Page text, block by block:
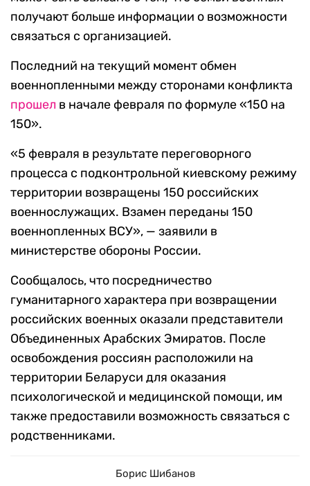
получают больше информации о возможности
связаться с организацией.
Последний на текущий момент обмен
военнопленными между сторонами конфликта
прошел в начале февраля по формуле «150 на
150».
«5 февраля в результате переговорного
процесса с подконтрольной киевскому режиму
территории возвращены 150 российских
военнослужащих. Взамен переданы 150
военнопленных ВСУ», — заявили в
министерстве обороны России.
Сообщалось, что посредничество
гуманитарного характера при возвращении
российских военных оказали представители
Объединенных Арабских Эмиратов. После
освобождения россиян расположили на
территории Беларуси для оказания
психологической и медицинской помощи, им
также предоставили возможность связаться с
родственниками.
Борис Шибанов